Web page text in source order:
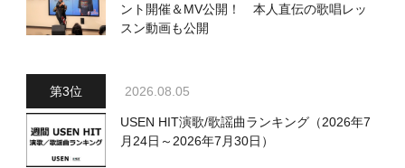
ント開催＆MV公開！ 本人直伝の歌唱レッ
スン動画も公開
2026.08.05
USEN HIT演歌/歌謡曲ランキング（2026年7
月24日～2026年7月30日）